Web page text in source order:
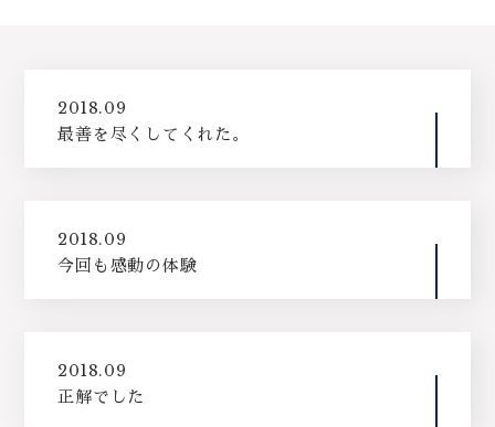
2018.09
最善を尽くしてくれた。
2018.09
今回も感動の体験
2018.09
正解でした